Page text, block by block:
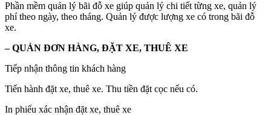
Phần mềm quản lý bãi đỗ xe giúp quản lý chi tiết từng xe, quản lý
phí theo ngày, theo tháng. Quản lý được lượng xe có trong bãi đỗ
xe.
– QUẢN ĐƠN HÀNG, ĐẶT XE, THUÊ XE
Tiếp nhận thông tin khách hàng
Tiến hành đặt xe, thuê xe. Thu tiền đặt cọc nếu có.
In phiếu xác nhận đặt xe, thuê xe